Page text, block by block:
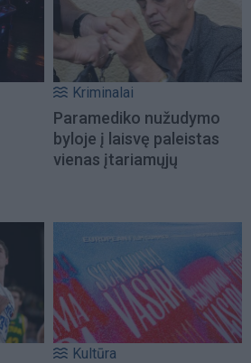
Kriminalai
Paramediko nužudymo
byloje į laisvę paleistas
vienas įtariamųjų
Kultūra